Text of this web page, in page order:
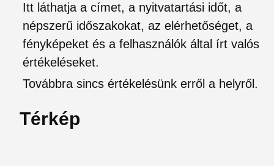
Itt láthatja a címet, a nyitvatartási időt, a
népszerű időszakokat, az elérhetőséget, a
fényképeket és a felhasználók által írt valós
értékeléseket.
Továbbra sincs értékelésünk erről a helyről.
Térkép